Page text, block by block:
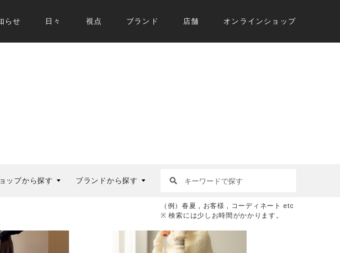
らせ 日々 視点 ブランド 店舗 オンラインショップ
ップから探す ブランドから探す
（例）春夏 , お客様 , コーディネート etc
※ 検索には少しお時間がかかります。